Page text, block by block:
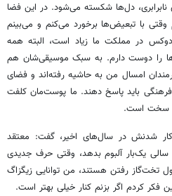
نابرابری، دل‌ها شکسته می‌شود. در این فضا
با تبعیض‌ها برخورد می‌کنم و می‌بینم
در مملکت ما زیاد است، البته همه
را دوست دارم. به سبک موسیقی‌شان هم
امسال من به حاشیه رفته‌اند و فضای
باید پاسخ دهند. ما پوست‌مان کلفت
سخت است.
شدنش در سال‌های اخیر، گفت:‌ معتقد
یک‌بار آلبوم بدهد، وقتی حرف جدیدی
تخت‌گاز رفتن هستند، من توانایی زیگزاگ
فکر کردم اگر بزنم کنار خیلی بهتر است.